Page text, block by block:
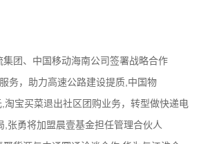
团、中国移动海南公司签署战略合作
务，助力高速公路建设提质,中国物
宝买菜退出社区团购业务，转型做快递电
张勇将加盟晨壹基金担任管理合伙人